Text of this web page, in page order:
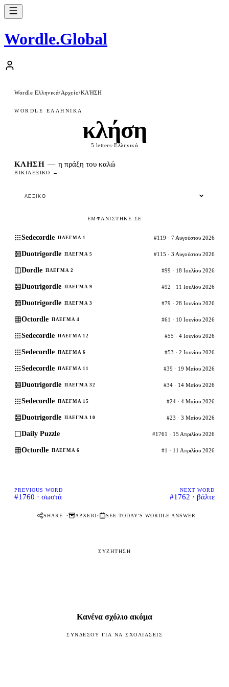
Wordle.Global
Wordle Ελληνικά/Αρχείο/ΚΛΉΣΗ
WORDLE ΕΛΛΗΝΙΚΆ
κλήση
5 letters·Ελληνικά
ΚΛΉΣΗ — η πράξη του καλώ
ΒΙΚΙΛΕΞΙΚΌ →
ΛΕΞΙΚΌ
ΕΜΦΑΝΊΣΤΗΚΕ ΣΕ
Sedecordle ΠΛΈΓΜΑ 1 #119 · 7 Αυγούστου 2026
Duotrigordle ΠΛΈΓΜΑ 5 #115 · 3 Αυγούστου 2026
Dordle ΠΛΈΓΜΑ 2 #99 · 18 Ιουλίου 2026
Duotrigordle ΠΛΈΓΜΑ 9 #92 · 11 Ιουλίου 2026
Duotrigordle ΠΛΈΓΜΑ 3 #79 · 28 Ιουνίου 2026
Octordle ΠΛΈΓΜΑ 4 #61 · 10 Ιουνίου 2026
Sedecordle ΠΛΈΓΜΑ 12 #55 · 4 Ιουνίου 2026
Sedecordle ΠΛΈΓΜΑ 6 #53 · 2 Ιουνίου 2026
Sedecordle ΠΛΈΓΜΑ 11 #39 · 19 Μαΐου 2026
Duotrigordle ΠΛΈΓΜΑ 32 #34 · 14 Μαΐου 2026
Sedecordle ΠΛΈΓΜΑ 15 #24 · 4 Μαΐου 2026
Duotrigordle ΠΛΈΓΜΑ 10 #23 · 3 Μαΐου 2026
Daily Puzzle #1761 · 15 Απριλίου 2026
Octordle ΠΛΈΓΜΑ 6 #1 · 11 Απριλίου 2026
PREVIOUS WORD
#1760 · σωστά
NEXT WORD
#1762 · βάλτε
SHARE · ΑΡΧΕΊΟ· SEE TODAY'S WORDLE ANSWER
ΣΥΖΉΤΗΣΗ
Κανένα σχόλιο ακόμα
ΣΥΝΔΈΣΟΥ ΓΙΑ ΝΑ ΣΧΟΛΙΆΣΕΙΣ